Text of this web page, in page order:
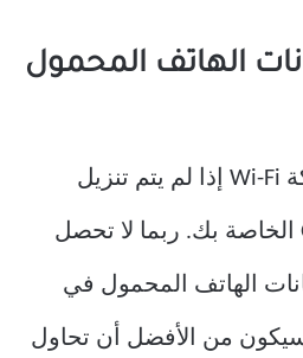
الهاتف المحمول
نقترح التبديل إلى شبكة Wi-Fi إذا لم يتم تنزيل
تطبيقات Galaxy Store الخاصة بك. ربما لا تحصل
الهاتف المحمول في
من الأفضل أن تحاول